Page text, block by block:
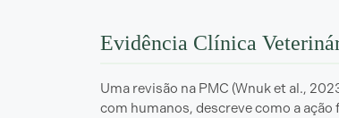
Evidência Clínica
Uma revisão na PMC (Wnuk et al.,
com humanos, descreve como a